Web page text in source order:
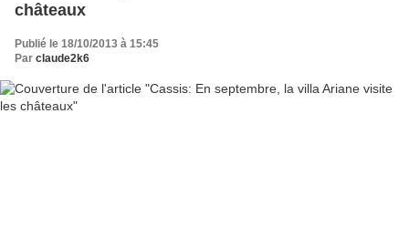
châteaux
Publié le 18/10/2013 à 15:45
Par claude2k6